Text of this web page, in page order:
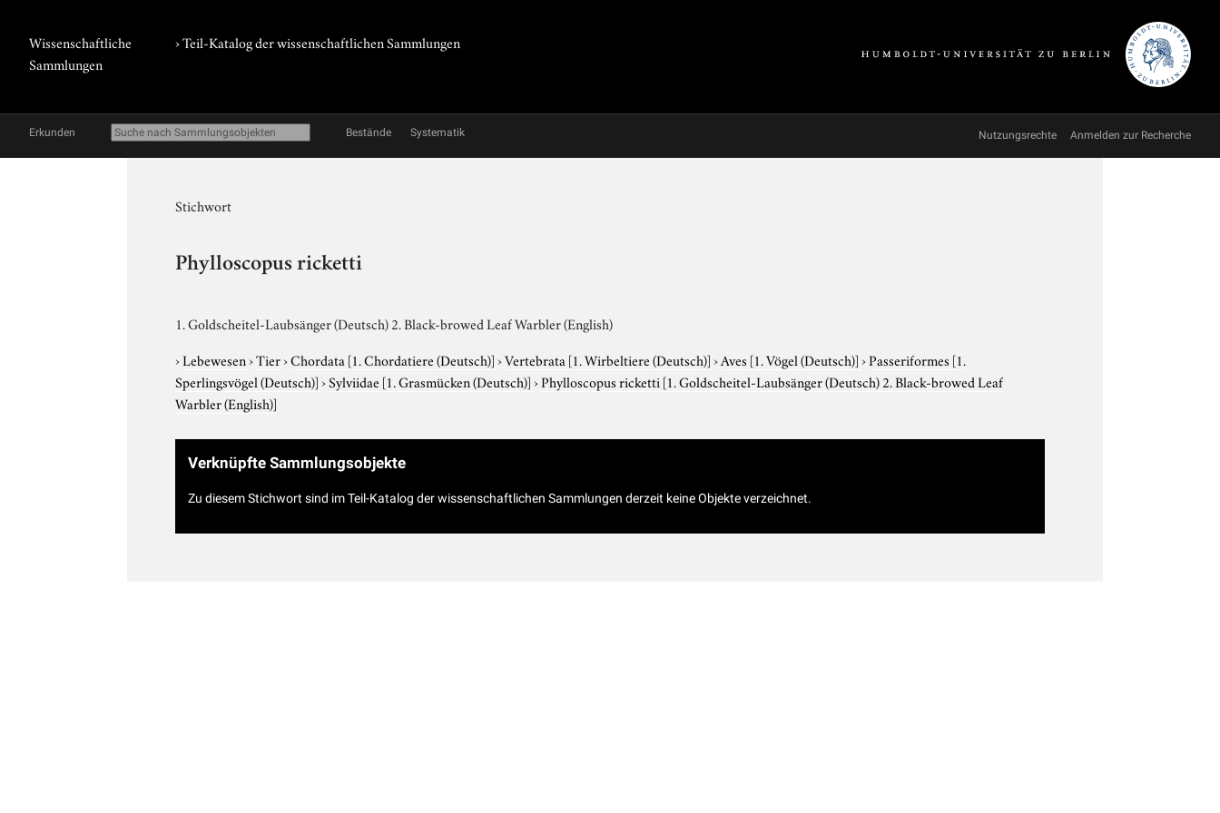
Wissenschaftliche
Sammlungen
› Teil-Katalog der wissenschaftlichen Sammlungen
Erkunden Bestände Systematik Nutzungsrechte Anmelden zur Recherche
Stichwort
Phylloscopus ricketti
1. Goldscheitel-Laubsänger (Deutsch) 2. Black-browed Leaf Warbler (English)
›Lebewesen›Tier›Chordata [1. Chordatiere (Deutsch)]›Vertebrata [1. Wirbeltiere (Deutsch)]›Aves [1. Vögel (Deutsch)]›Passeriformes [1.
Sperlingsvögel (Deutsch)]›Sylviidae [1. Grasmücken (Deutsch)]›Phylloscopus ricketti [1. Goldscheitel-Laubsänger (Deutsch) 2. Black-browed Leaf
Warbler (English)]
Verknüpfte Sammlungsobjekte
Zu diesem Stichwort sind im Teil-Katalog der wissenschaftlichen Sammlungen derzeit keine Objekte verzeichnet.